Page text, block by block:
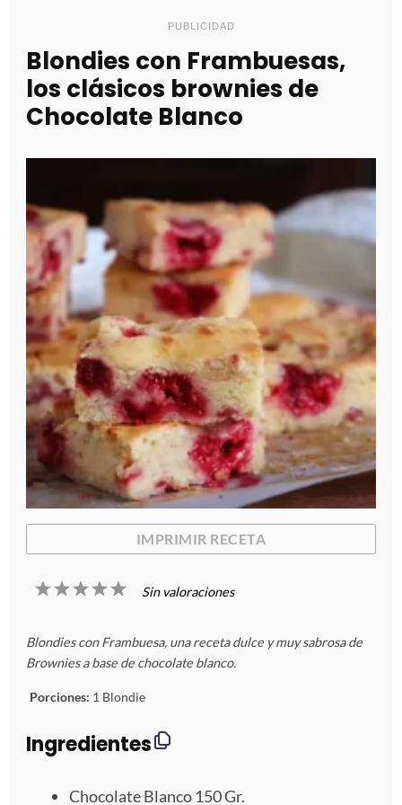
PUBLICIDAD
Blondies con Frambuesas,
los clásicos brownies de
Chocolate Blanco
IMPRIMIR RECETA
5
s
t
r
e
4
s
t
r
e
3
s
t
r
2
s
t
r
e
1
s
t
r
Sin valoraciones
Blondies con Frambuesa, una receta dulce y muy sabrosa de
Brownies a base de chocolate blanco.
Porciones: 1 Blondie
Ingredientes
Chocolate Blanco 150Gr.